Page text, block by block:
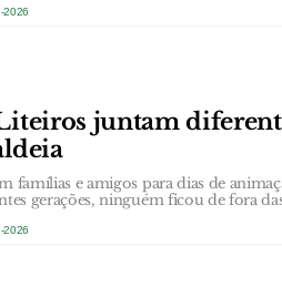
2026
juntam
famílias e amigos para dias de
gerações, ninguém ficou de fora
2026